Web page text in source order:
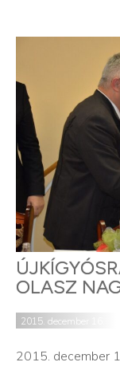
OLASZ
2015. december 16.
2015. december